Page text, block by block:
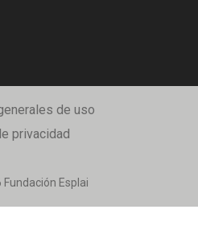
Esplai
de uso
privacidad